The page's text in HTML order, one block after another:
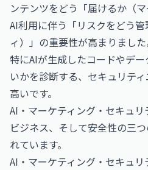
ンテンツをどう「届けるか（
AI利用に伴う「リスクをどう
ィ）」の重要性が高まりました
特にAIが生成したコードやデ
いかを診断する、セキュリテ
高いです。
AI・マーケティング・セキュ
ビジネス、そして安全性の三
れています。
AI・マーケティング・セキュ